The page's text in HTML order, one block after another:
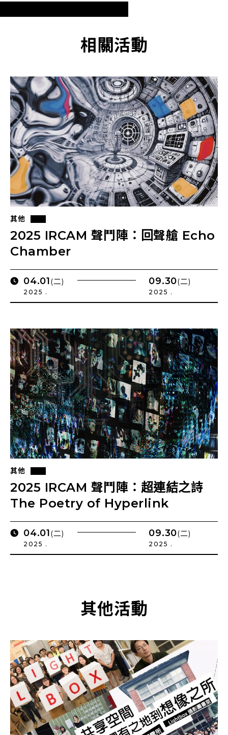
相關活動
其他
2025 IRCAM 聲鬥陣：回聲艙 Echo
Chamber
04.01(二)
2025 .
09.30(二)
2025 .
其他
2025 IRCAM 聲鬥陣：超連結之詩
The Poetry of Hyperlink
04.01(二)
2025 .
09.30(二)
2025 .
其他活動